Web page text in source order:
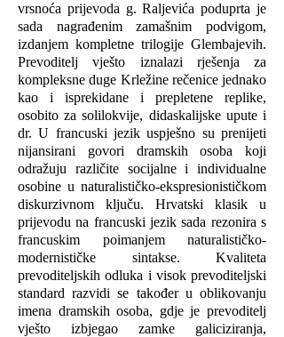
vrsnoća prijevoda g. Raljevića poduprta je
sada nagrađenim zamašnim podvigom,
izdanjem kompletne trilogije Glembajevih.
Prevoditelj vješto iznalazi rješenja za
kompleksne duge Krležine rečenice jednako
kao i isprekidane i prepletene replike,
osobito za solilokvije, didaskalijske upute i
dr. U francuski jezik uspješno su prenijeti
nijansirani govori dramskih osoba koji
odražuju različite socijalne i individualne
osobine u naturalističko-ekspresionističkom
diskurzivnom ključu. Hrvatski klasik u
prijevodu na francuski jezik sada rezonira s
francuskim poimanjem naturalističko-
modernističke sintakse. Kvaliteta
prevoditeljskih odluka i visok prevoditeljski
standard razvidi se također u oblikovanju
imena dramskih osoba, gdje je prevoditelj
vješto izbjegao zamke galiciziranja,